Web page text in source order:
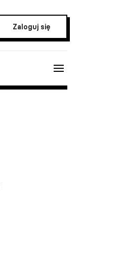
Zaloguj się